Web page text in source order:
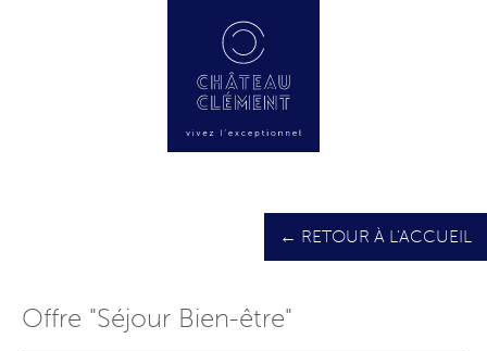
← RETOUR À L'ACCUEIL
Offre "Séjour Bien-être"